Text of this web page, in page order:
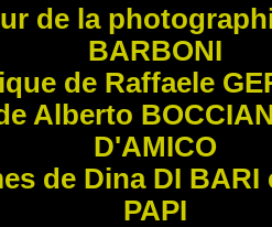
de la
BARBONI
de Raffaele
Alberto
D'AMICO
de Dina DI BARI
PAPI